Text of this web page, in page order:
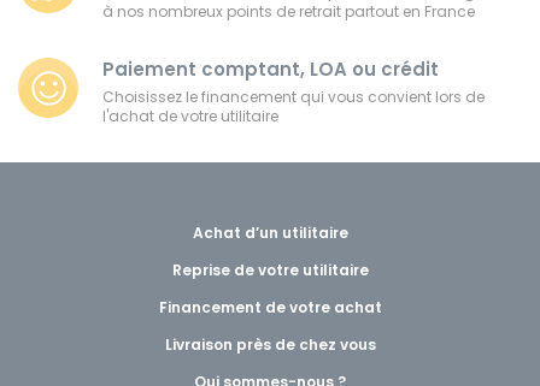
à nos nombreux points de retrait partout en France
Paiement comptant, LOA ou crédit
Choisissez le financement qui vous convient lors de
l'achat de votre utilitaire
Achat d’un utilitaire
Reprise de votre utilitaire
Financement de votre achat
Livraison près de chez vous
Qui sommes-nous ?